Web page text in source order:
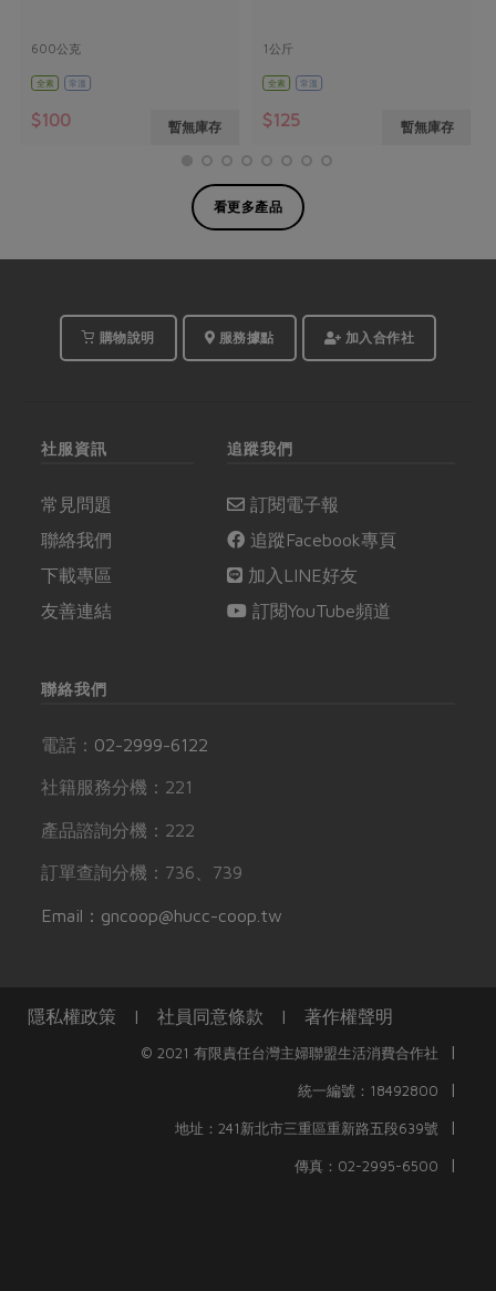
600公克
全素 常溫
$100 暫無庫存
1公斤
全素 常溫
$125 暫無庫存
看更多產品
購物說明 服務據點 加入合作社
社服資訊
常見問題
聯絡我們
下載專區
友善連結
追蹤我們
訂閱電子報
追蹤Facebook專頁
加入LINE好友
訂閱YouTube頻道
聯絡我們
電話： 02-2999-6122
社籍服務分機：221
產品諮詢分機：222
訂單查詢分機：736、739
Email：gncoop@hucc-coop.tw
隱私權政策 | 社員同意條款 | 著作權聲明
© 2021 有限責任台灣主婦聯盟生活消費合作社 |
統一編號：18492800 |
地址：241新北市三重區重新路五段639號 |
傳真：02-2995-6500 |